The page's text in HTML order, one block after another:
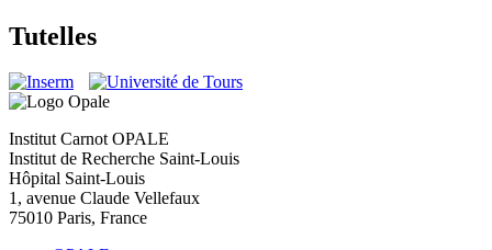
Tutelles
Institut Carnot OPALE
Institut de Recherche Saint-Louis
Hôpital Saint-Louis
1, avenue Claude Vellefaux
75010 Paris, France